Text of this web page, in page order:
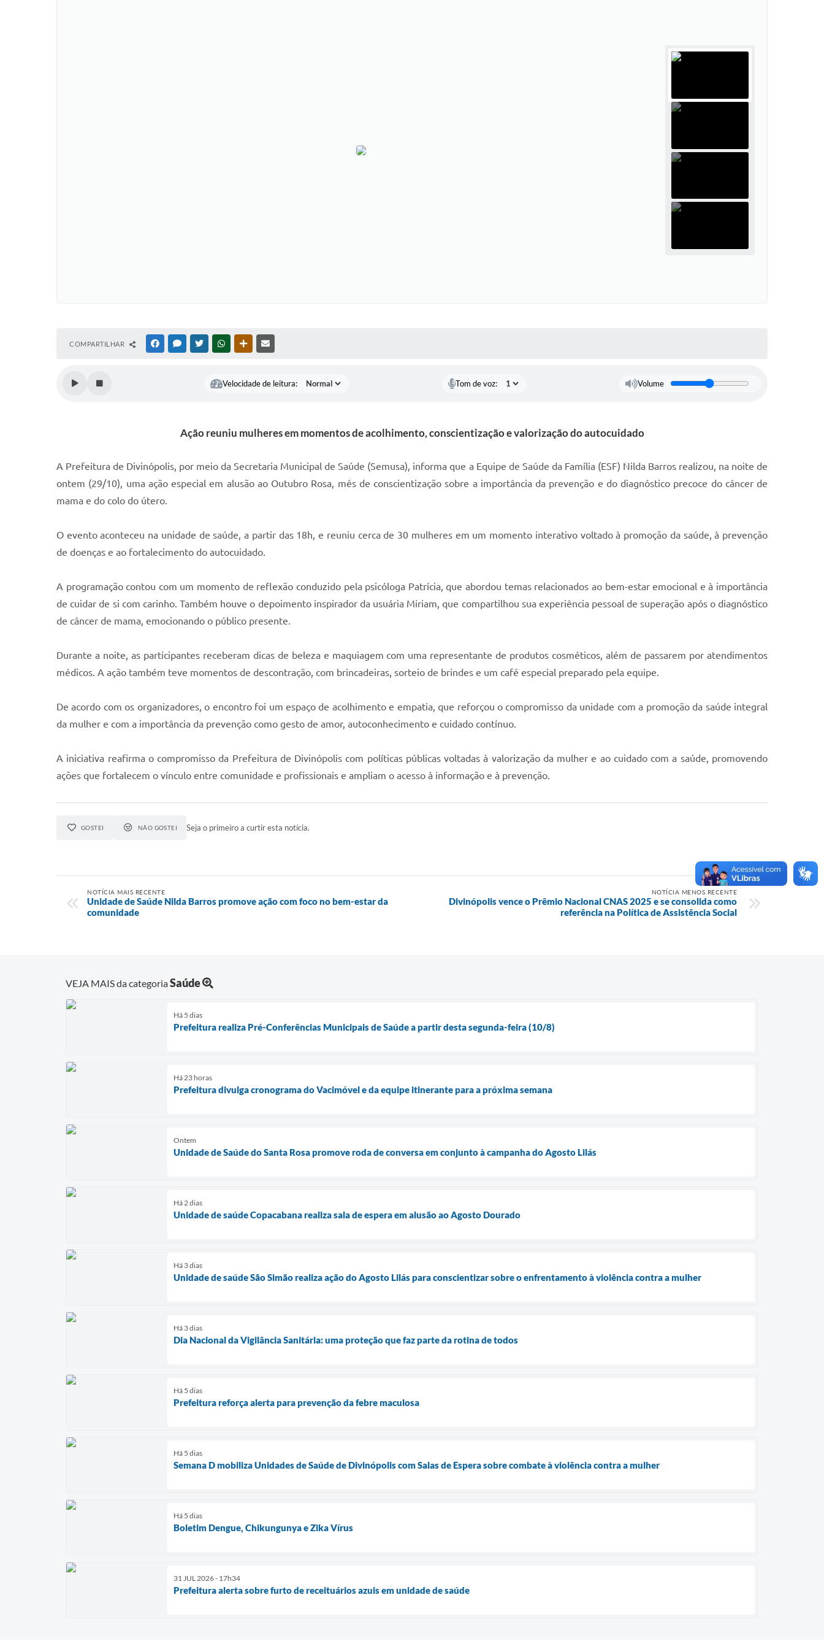
COMPARTILHAR FACEBOOKMESSENGER
TWITTERWHATSAPPOUTRAS MÍDIAS
Velocidade de leitura: Tom de voz: Volume
Ação reuniu mulheres em momentos de acolhimento, conscientização e valorização do autocuidado
A Prefeitura de Divinópolis, por meio da Secretaria Municipal de Saúde (Semusa), informa que a Equipe de Saúde da Família (ESF) Nilda Barros realizou, na noite de
ontem (29/10), uma ação especial em alusão ao Outubro Rosa, mês de conscientização sobre a importância da prevenção e do diagnóstico precoce do câncer de
mama e do colo do útero.
O evento aconteceu na unidade de saúde, a partir das 18h, e reuniu cerca de 30 mulheres em um momento interativo voltado à promoção da saúde, à prevenção
de doenças e ao fortalecimento do autocuidado.
A programação contou com um momento de reflexão conduzido pela psicóloga Patrícia, que abordou temas relacionados ao bem-estar emocional e à importância
de cuidar de si com carinho. Também houve o depoimento inspirador da usuária Miriam, que compartilhou sua experiência pessoal de superação após o diagnóstico
de câncer de mama, emocionando o público presente.
Durante a noite, as participantes receberam dicas de beleza e maquiagem com uma representante de produtos cosméticos, além de passarem por atendimentos
médicos. A ação também teve momentos de descontração, com brincadeiras, sorteio de brindes e um café especial preparado pela equipe.
De acordo com os organizadores, o encontro foi um espaço de acolhimento e empatia, que reforçou o compromisso da unidade com a promoção da saúde integral
da mulher e com a importância da prevenção como gesto de amor, autoconhecimento e cuidado contínuo.
A iniciativa reafirma o compromisso da Prefeitura de Divinópolis com políticas públicas voltadas à valorização da mulher e ao cuidado com a saúde, promovendo
ações que fortalecem o vínculo entre comunidade e profissionais e ampliam o acesso à informação e à prevenção.
GOSTEI NÃO GOSTEI Seja o primeiro a curtir esta notícia.
NOTÍCIA MAIS RECENTE
Unidade de Saúde Nilda Barros promove ação com foco no bem-estar da
comunidade
NOTÍCIA MENOS RECENTE
Divinópolis vence o Prêmio Nacional CNAS 2025 e se consolida como
referência na Política de Assistência Social
VEJA MAIS da categoriaSaúde
Há 5 dias
Prefeitura realiza Pré-Conferências Municipais de Saúde a partir desta segunda-feira (10/8)
Há 23 horas
Prefeitura divulga cronograma do Vacimóvel e da equipe itinerante para a próxima semana
Ontem
Unidade de Saúde do Santa Rosa promove roda de conversa em conjunto à campanha do Agosto Lilás
Há 2 dias
Unidade de saúde Copacabana realiza sala de espera em alusão ao Agosto Dourado
Há 3 dias
Unidade de saúde São Simão realiza ação do Agosto Lilás para conscientizar sobre o enfrentamento à violência contra a mulher
Há 3 dias
Dia Nacional da Vigilância Sanitária: uma proteção que faz parte da rotina de todos
Há 5 dias
Prefeitura reforça alerta para prevenção da febre maculosa
Há 5 dias
Semana D mobiliza Unidades de Saúde de Divinópolis com Salas de Espera sobre combate à violência contra a mulher
Há 5 dias
Boletim Dengue, Chikungunya e Zika Vírus
31 JUL 2026 - 17h34
Prefeitura alerta sobre furto de receituários azuis em unidade de saúde